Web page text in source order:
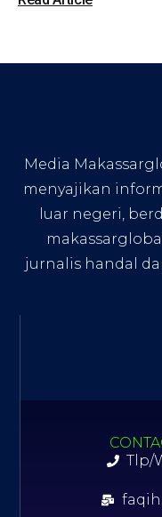
Media
menyajikan
luar negeri,
jurnalis handal
Tlp/